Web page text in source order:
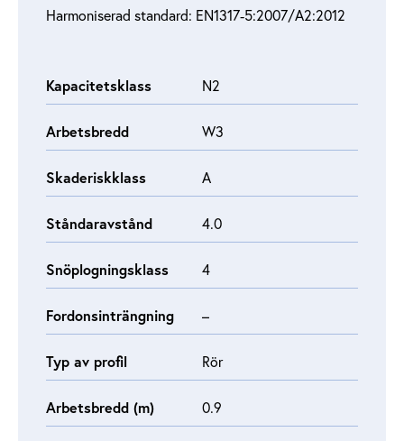
Harmoniserad standard: EN1317‑5:2007/A2:2012
Kapacitetsklass N2
Arbetsbredd W3
Skaderiskklass A
Ståndaravstånd 4.0
Snöplogningsklass 4
Fordonsinträngning –
Typ av profil Rör
Arbetsbredd (m) 0.9